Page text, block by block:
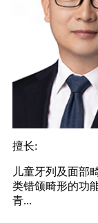
擅长:
儿童牙列及面部
类错颌畸形的功
青...